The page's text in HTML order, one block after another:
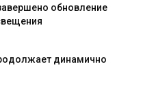
обновление
динамично